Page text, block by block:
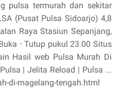
pulsa termurah dan sekitar
(Pusat Pulsa Sidoarjo) 4,8
Raya Stasiun Sepanjang,
⋅ Tutup pukul 23.00 Situs
Hasil web Pulsa Murah Di
| Jelita Reload | Pulsa ...
di-magelang-tengah.html